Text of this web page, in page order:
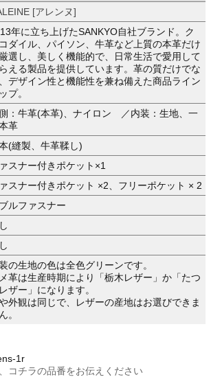
[アレンヌ]
年に立ち上げたSANKYO自社ブランド。ク
ダイル、パイソン、牛革など上質の本革だけ
選し、美しく機能的で、日常生活で愛用して
える製品を提供しています。革の質だけでな
デザイン性と機能性を兼ね備えた商品ライン
プ。
：牛革(本革)、ナイロン ／内装：生地、一
革
(縫製、牛革鞣し)
スナー付きポケット×1
スナー付きポケット ×2、フリーポケット × 2
ルファスナー
の生地の色は全色グリーンです。
革は生産時期により「栃木レザー」か「たつ
ザー」になります。
外観は同じで、レザーの産地はお選びできま
。
1r
コチラの品番をお伝えください